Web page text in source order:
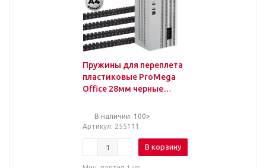
Пружины для переплета
пластиковые ProMega
Office 28мм черные
В наличии: 100>
Артикул: 255111
В корзину